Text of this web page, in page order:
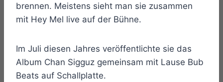
brennen. Meistens sieht man sie zusammen
mit Hey Mel live auf der Bühne.
Im Juli diesen Jahres veröffentlichte sie das
Album Chan Sigguz gemeinsam mit Lause Bub
Beats auf Schallplatte.